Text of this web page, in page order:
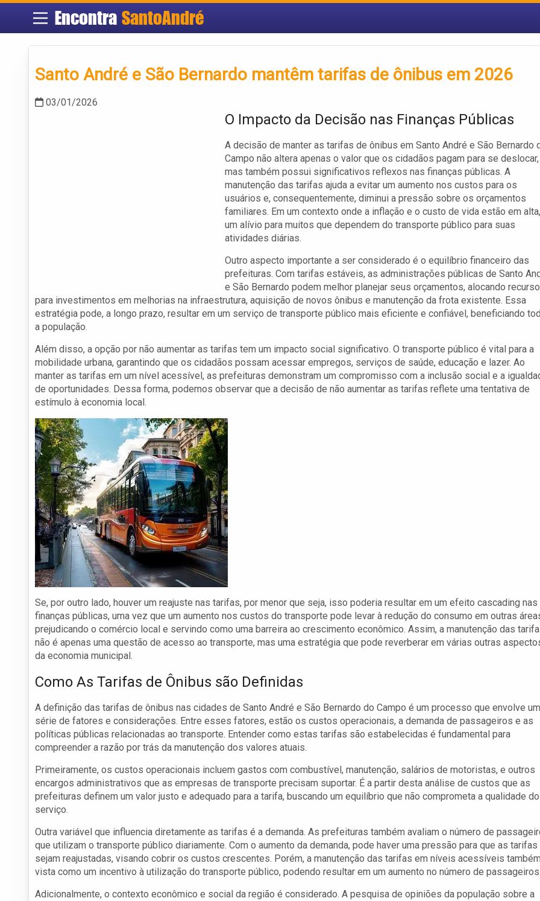
Encontra SantoAndré
Santo André e São Bernardo mantêm tarifas de ônibus em 2026
03/01/2026
O Impacto da Decisão nas Finanças Públicas
A decisão de manter as tarifas de ônibus em Santo André e São Bernardo
Campo não altera apenas o valor que os cidadãos pagam para se deslocar,
mas também possui significativos reflexos nas finanças públicas. A
manutenção das tarifas ajuda a evitar um aumento nos custos para os
usuários e, consequentemente, diminui a pressão sobre os orçamentos
familiares. Em um contexto onde a inflação e o custo de vida estão em
um alívio para muitos que dependem do transporte público para suas
atividades diárias.
Outro aspecto importante a ser considerado é o equilíbrio financeiro das
prefeituras. Com tarifas estáveis, as administrações públicas de Santo
e São Bernardo podem melhor planejar seus orçamentos, alocando
para investimentos em melhorias na infraestrutura, aquisição de novos ônibus e manutenção da frota existente. Essa
estratégia pode, a longo prazo, resultar em um serviço de transporte público mais eficiente e confiável, beneficiando
a população.
Além disso, a opção por não aumentar as tarifas tem um impacto social significativo. O transporte público é vital para a
mobilidade urbana, garantindo que os cidadãos possam acessar empregos, serviços de saúde, educação e lazer. Ao
manter as tarifas em um nível acessível, as prefeituras demonstram um compromisso com a inclusão social e a
de oportunidades. Dessa forma, podemos observar que a decisão de não aumentar as tarifas reflete uma tentativa de
estímulo à economia local.
Se, por outro lado, houver um reajuste nas tarifas, por menor que seja, isso poderia resultar em um efeito cascading nas
finanças públicas, uma vez que um aumento nos custos do transporte pode levar à redução do consumo em outras
prejudicando o comércio local e servindo como uma barreira ao crescimento econômico. Assim, a manutenção das
não é apenas uma questão de acesso ao transporte, mas uma estratégia que pode reverberar em várias outras
da economia municipal.
Como As Tarifas de Ônibus são Definidas
A definição das tarifas de ônibus nas cidades de Santo André e São Bernardo do Campo é um processo que envolve
série de fatores e considerações. Entre esses fatores, estão os custos operacionais, a demanda de passageiros e as
políticas públicas relacionadas ao transporte. Entender como estas tarifas são estabelecidas é fundamental para
compreender a razão por trás da manutenção dos valores atuais.
Primeiramente, os custos operacionais incluem gastos com combustível, manutenção, salários de motoristas, e outros
encargos administrativos que as empresas de transporte precisam suportar. É a partir desta análise de custos que as
prefeituras definem um valor justo e adequado para a tarifa, buscando um equilíbrio que não comprometa a qualidade do
serviço.
Outra variável que influencia diretamente as tarifas é a demanda. As prefeituras também avaliam o número de
que utilizam o transporte público diariamente. Com o aumento da demanda, pode haver uma pressão para que as tarifas
sejam reajustadas, visando cobrir os custos crescentes. Porém, a manutenção das tarifas em níveis acessíveis
vista como um incentivo à utilização do transporte público, podendo resultar em um aumento no número de passageiros.
Adicionalmente, o contexto econômico e social da região é considerado. A pesquisa de opiniões da população sobre a